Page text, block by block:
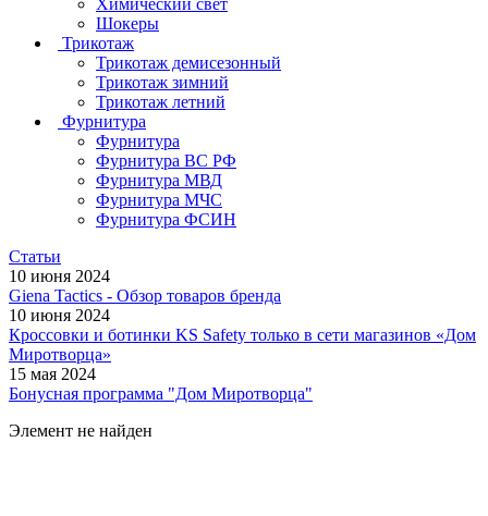
Химический свет
Шокеры
Трикотаж
Трикотаж демисезонный
Трикотаж зимний
Трикотаж летний
Фурнитура
Фурнитура
Фурнитура ВС РФ
Фурнитура МВД
Фурнитура МЧС
Фурнитура ФСИН
Статьи
10 июня 2024
Giena Tactics - Обзор товаров бренда
10 июня 2024
Кроссовки и ботинки KS Safety только в сети магазинов «Дом
Миротворца»
15 мая 2024
Бонусная программа "Дом Миротворца"
Элемент не найден